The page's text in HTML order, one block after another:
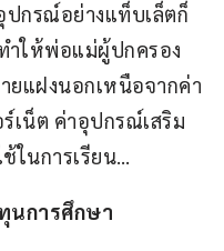
กรณ์อย่างแท็บเล็ตก็
ำให้พ่อแม่ผู้ปกครอง
ยแฝงนอกเหนือจากค่า
เน็ต ค่าอุปกรณ์เสริม
ในการเรียน…
นการศึกษา